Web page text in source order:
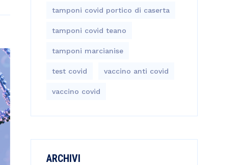
tamponi covid portico di caserta
tamponi covid teano
tamponi marcianise
test covid vaccino anti covid
vaccino covid
ARCHIVI